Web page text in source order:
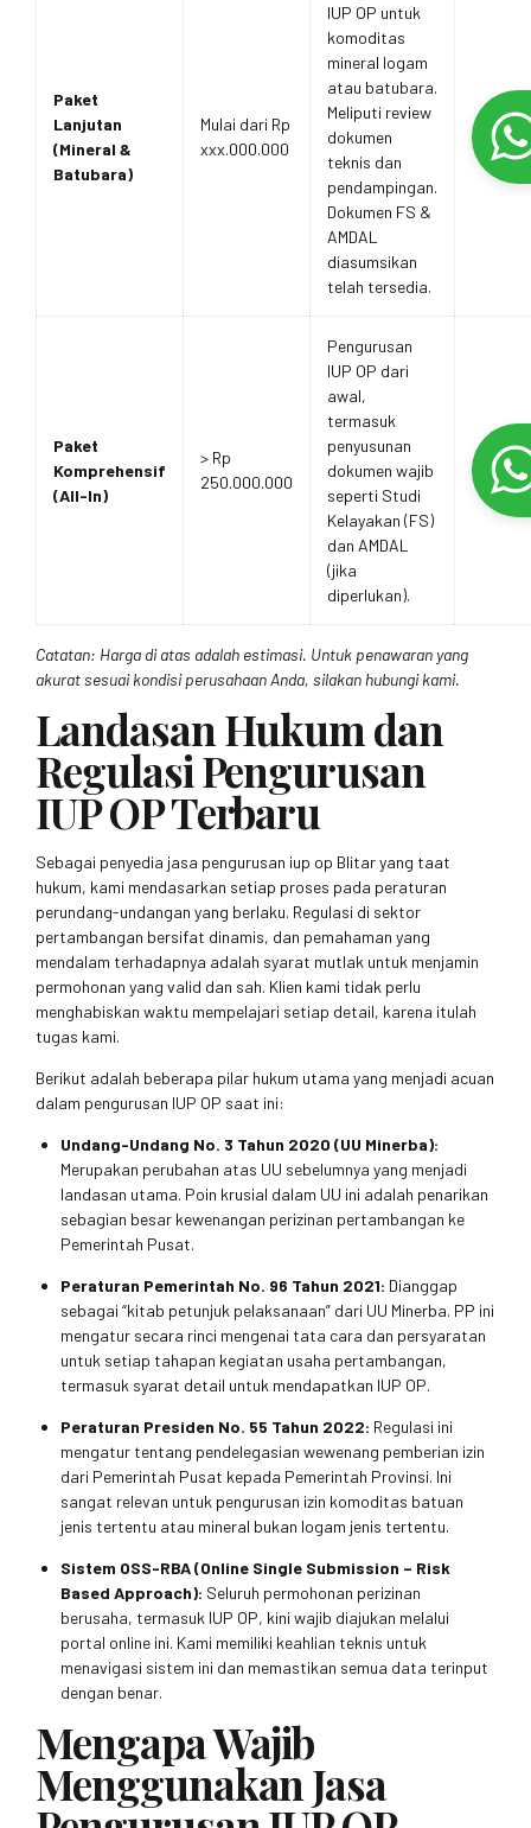
Paket
Lanjutan
(Mineral &
Batubara)
Mulai dari Rp
xxx.000.000
IUP OP untuk
komoditas
mineral logam
atau batubara.
Meliputi review
dokumen
teknis dan
pendampingan.
Dokumen FS &
AMDAL
diasumsikan
telah tersedia.
Paket
Komprehensif
(All-In)
> Rp
250.000.000
Pengurusan
IUP OP dari
awal,
termasuk
penyusunan
dokumen wajib
seperti Studi
Kelayakan (FS)
dan AMDAL
(jika
diperlukan).
Catatan: Harga di atas adalah estimasi. Untuk penawaran yang
akurat sesuai kondisi perusahaan Anda, silakan hubungi kami.
Landasan Hukum dan
Regulasi Pengurusan
IUP OP Terbaru
Sebagai penyedia jasa pengurusan iup op Blitar yang taat
hukum, kami mendasarkan setiap proses pada peraturan
perundang-undangan yang berlaku. Regulasi di sektor
pertambangan bersifat dinamis, dan pemahaman yang
mendalam terhadapnya adalah syarat mutlak untuk menjamin
permohonan yang valid dan sah. Klien kami tidak perlu
menghabiskan waktu mempelajari setiap detail, karena itulah
tugas kami.
Berikut adalah beberapa pilar hukum utama yang menjadi acuan
dalam pengurusan IUP OP saat ini:
Undang-Undang No. 3 Tahun 2020 (UU Minerba):
Merupakan perubahan atas UU sebelumnya yang menjadi
landasan utama. Poin krusial dalam UU ini adalah penarikan
sebagian besar kewenangan perizinan pertambangan ke
Pemerintah Pusat.
Peraturan Pemerintah No. 96 Tahun 2021: Dianggap
sebagai “kitab petunjuk pelaksanaan” dari UU Minerba. PP ini
mengatur secara rinci mengenai tata cara dan persyaratan
untuk setiap tahapan kegiatan usaha pertambangan,
termasuk syarat detail untuk mendapatkan IUP OP.
Peraturan Presiden No. 55 Tahun 2022: Regulasi ini
mengatur tentang pendelegasian wewenang pemberian izin
dari Pemerintah Pusat kepada Pemerintah Provinsi. Ini
sangat relevan untuk pengurusan izin komoditas batuan
jenis tertentu atau mineral bukan logam jenis tertentu.
Sistem OSS-RBA (Online Single Submission – Risk
Based Approach): Seluruh permohonan perizinan
berusaha, termasuk IUP OP, kini wajib diajukan melalui
portal online ini. Kami memiliki keahlian teknis untuk
menavigasi sistem ini dan memastikan semua data terinput
dengan benar.
Mengapa Wajib
Menggunakan Jasa